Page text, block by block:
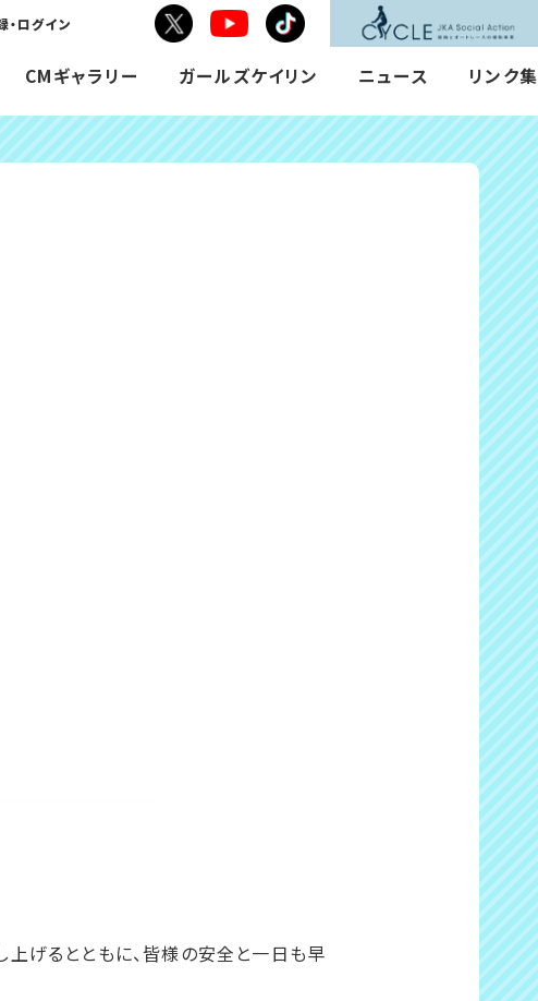
CMギャラリー ガールズケイリン ニュース リンク集
・ログイン
X
シ
ェ
す
る
Toutube
シ
ェ
す
る
tiktok
シ
ェ
す
る
げるとともに、皆様の安全と一日も早